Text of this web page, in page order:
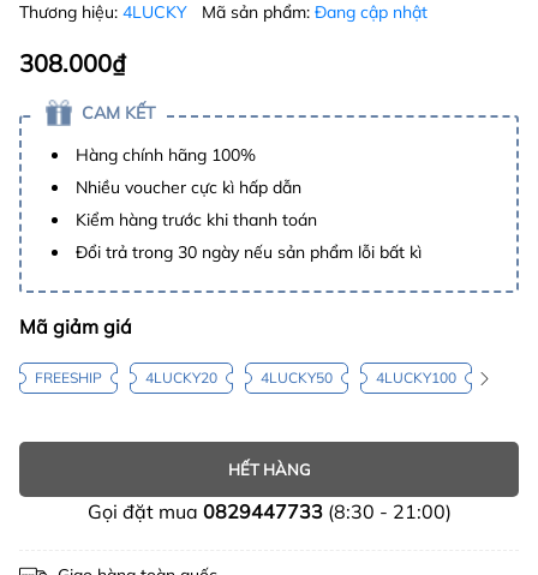
Thương hiệu: 4LUCKY Mã sản phẩm: Đang cập nhật
308.000₫
CAM KẾT
Hàng chính hãng 100%
Nhiều voucher cực kì hấp dẫn
Kiểm hàng trước khi thanh toán
Đổi trả trong 30 ngày nếu sản phẩm lỗi bất kì
Mã giảm giá
FREESHIP 4LUCKY20 4LUCKY50 4LUCKY100
HẾT HÀNG
Gọi đặt mua 0829447733(8:30 - 21:00)